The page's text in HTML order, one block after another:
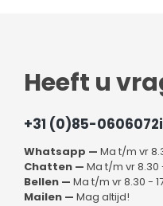
Heeft u
+31 (0)85-0606072
Whatsapp — Ma t/m vr
Chatten — Ma t/m vr 8.30
Bellen — Ma t/m vr 8.30 -
Mailen — Mag altijd!